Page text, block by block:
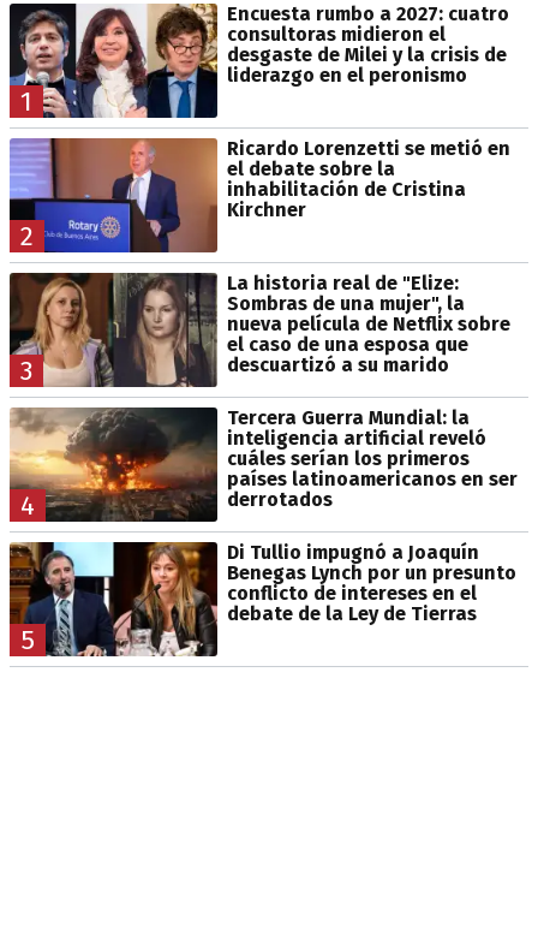
1
Encuesta rumbo a 2027: cuatro
consultoras midieron el
desgaste de Milei y la crisis de
liderazgo en el peronismo
2
Ricardo Lorenzetti se metió en
el debate sobre la
inhabilitación de Cristina
Kirchner
3
La historia real de "Elize:
Sombras de una mujer", la
nueva película de Netflix sobre
el caso de una esposa que
descuartizó a su marido
4
Tercera Guerra Mundial: la
inteligencia artificial reveló
cuáles serían los primeros
países latinoamericanos en ser
derrotados
5
Di Tullio impugnó a Joaquín
Benegas Lynch por un presunto
conflicto de intereses en el
debate de la Ley de Tierras